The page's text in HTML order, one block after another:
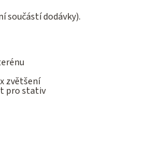
dodávky).
zvětšení
pro stativ